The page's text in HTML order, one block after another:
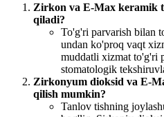
Zirkon va E-Max keramik
qiladi?
To'g'ri parvarish bilan
undan ko'proq vaqt
muddatli xizmat to'g'ri
stomatologik
Zirkonyum dioksid va E-
qilish mumkin?
Tanlov tishning